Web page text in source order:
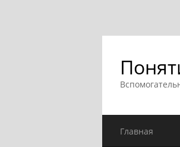
Главная